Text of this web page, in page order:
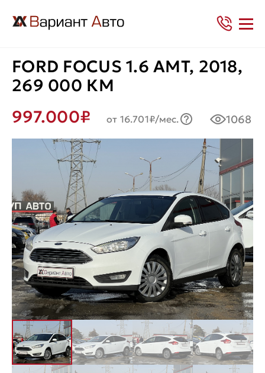
FORD FOCUS 1.6 AMT, 2018,
269 000 КМ
997.000₽
от 16.701₽/мес. 1068